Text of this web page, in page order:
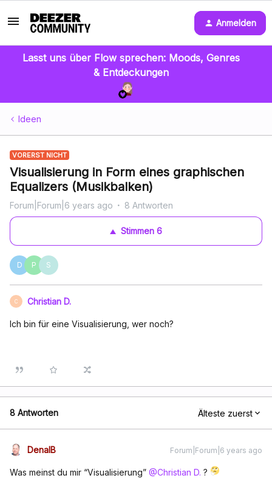
Anmelden
Lasst uns über Flow sprechen: Moods, Genres
& Entdeckungen
Ideen
VORERST NICHT
Visualisierung in Form eines graphischen
Equalizers (Musikbalken)
Forum|Forum|6 years ago 8 Antworten
Stimmen 6
D P S
C Christian D.
Ich bin für eine Visualisierung, wer noch?
8 Antworten Älteste zuerst
DenalB Forum|Forum|6 years ago
Was meinst du mir “Visualisierung” @Christian D. ?